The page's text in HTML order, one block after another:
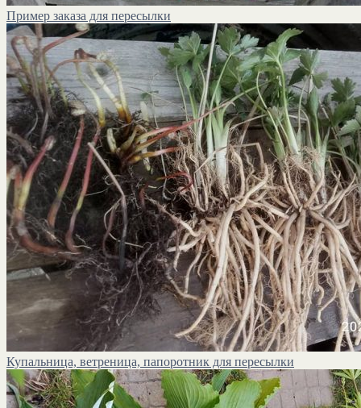
Пример заказа для пересылки
Купальница, ветреница, папоротник для пересылки